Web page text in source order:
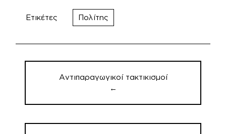
Ετικέτες Πολίτης
Πλοήγηση
άρθρωνΑντιπαραγωγικοί τακτικισμοί
←